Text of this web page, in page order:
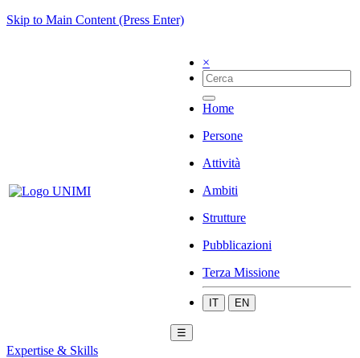
Skip to Main Content (Press Enter)
×
Home
Persone
Attività
Ambiti
Strutture
Pubblicazioni
Terza Missione
IT EN
☰
Expertise & Skills